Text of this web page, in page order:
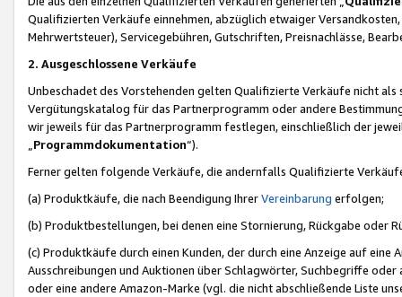
Qualifizierten Verkäufe einnehmen, abzüglich etwaiger
Mehrwertsteuer), Servicegebühren, Gutschriften, Preisnachlässe,
2. Ausgeschlossene Verkäufe
Unbeschadet des Vorstehenden gelten Qualifizierte Verkäufe nicht
Vergütungskatalog für das Partnerprogramm oder andere
wir jeweils für das Partnerprogramm festlegen, einschließlich der
Programmdokumentation“).
Ferner gelten folgende Verkäufe, die andernfalls Qualifizierte
(a) Produktkäufe, die nach Beendigung IhrerVereinbarung erfolgen;
(b) Produktbestellungen, bei denen eine Stornierung, Rückgabe oder
(c) Produktkäufe durch einen Kunden, der durch eine Anzeige auf
Ausschreibungen und Auktionen über Schlagwörter, Suchbegriffe
oder eine andere Amazon-Marke (vgl. die nicht abschließende Liste